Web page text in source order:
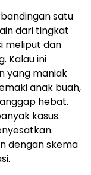
satu
dari tingkat
meliput dan
Kalau ini
yang maniak
anak buah,
hebat.
kasus.
dengan skema